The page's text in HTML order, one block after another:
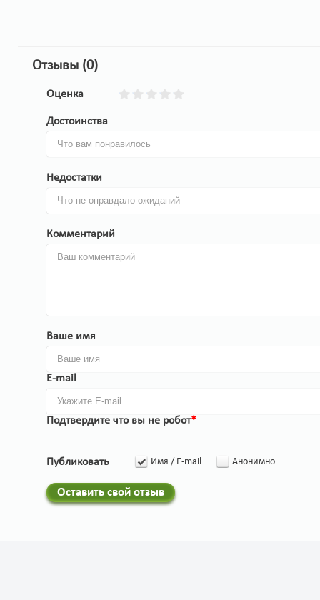
Отзывы (0)
Оценка
Достоинства
Недостатки
Комментарий
Ваше имя
E-mail
Подтвердите что вы не робот*
Публиковать Имя / E-mail Анонимно
Оставить свой отзыв